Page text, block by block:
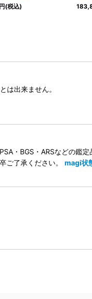
(税込)
は出来ません。
・BGS・ARSなどの鑑
ご了承ください。 magi状